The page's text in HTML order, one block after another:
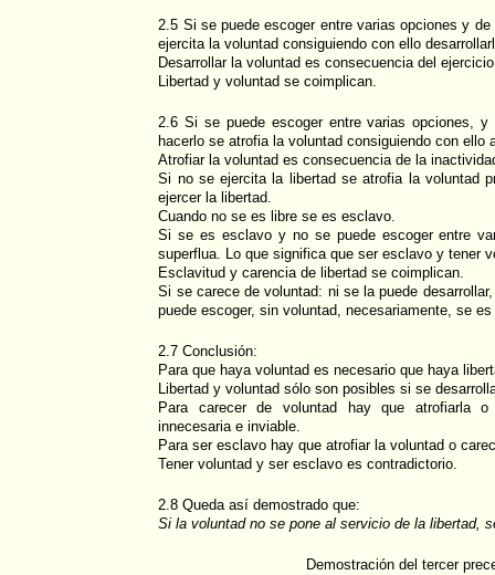
2.5 Si se puede escoger entre varias opciones y
ejercita la voluntad consiguiendo con ello
Desarrollar la voluntad es consecuencia del
Libertad y voluntad se coimplican.
2.6 Si se puede escoger entre varias opciones,
hacerlo se atrofia la voluntad consiguiendo con ello
Atrofiar la voluntad es consecuencia de la
Si no se ejercita la libertad se atrofia la voluntad
ejercer la libertad.
Cuando no se es libre se es esclavo.
Si se es esclavo y no se puede escoger entre
superflua. Lo que significa que ser esclavo y tener
Esclavitud y carencia de libertad se coimplican.
Si se carece de voluntad: ni se la puede
puede escoger, sin voluntad, necesariamente, se
2.7 Conclusión:
Para que haya voluntad es necesario que haya
Libertad y voluntad sólo son posibles si se
Para carecer de voluntad hay que atrofiarla
innecesaria e inviable.
Para ser esclavo hay que atrofiar la voluntad o
Tener voluntad y ser esclavo es contradictorio.
2.8 Queda así demostrado que:
Si la voluntad no se pone al servicio de la libertad,
Demostración del tercer